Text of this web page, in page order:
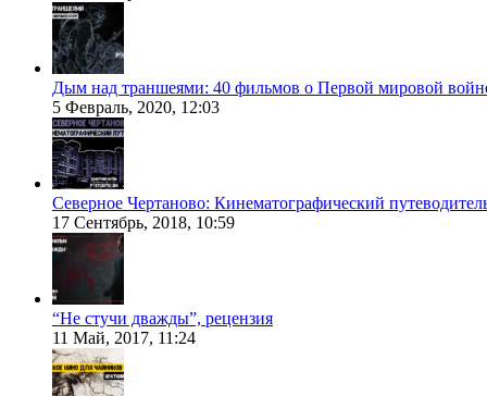
Дым над траншеями: 40 фильмов о Первой мировой
5 Февраль, 2020, 12:03
Северное Чертаново: Кинематографический
17 Сентябрь, 2018, 10:59
“Не стучи дважды”, рецензия
11 Май, 2017, 11:24